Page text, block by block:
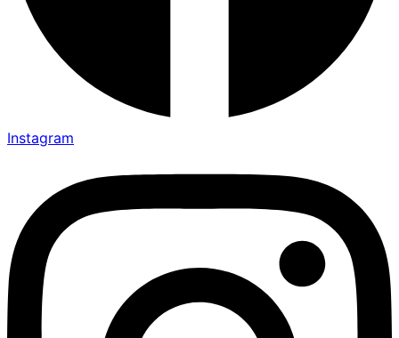
Instagram